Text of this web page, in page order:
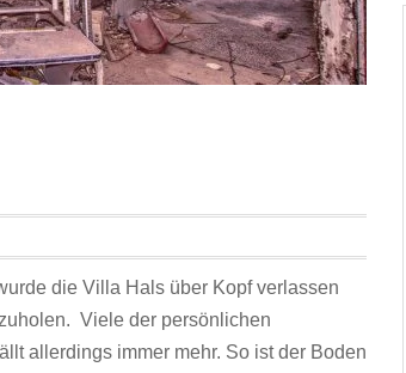
die Villa Hals über Kopf verlassen
Viele der persönlichen
allerdings immer mehr. So ist der Boden